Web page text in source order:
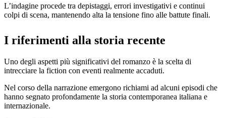
L’indagine procede tra depistaggi, errori investigativi e continui
colpi di scena, mantenendo alta la tensione fino alle battute finali.
I riferimenti alla storia recente
Uno degli aspetti più significativi del romanzo è la scelta di
intrecciare la fiction con eventi realmente accaduti.
Nel corso della narrazione emergono richiami ad alcuni episodi che
hanno segnato profondamente la storia contemporanea italiana e
internazionale.